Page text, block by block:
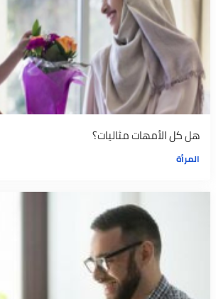
هل كل الأمهات مثاليات؟
المرأة